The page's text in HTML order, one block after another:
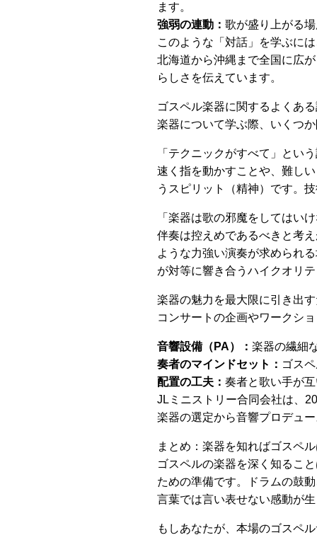
ます。
強弱の連動： 歌が盛り上がる
このような「対話」を学ぶに
北海道から沖縄まで全国に広
らしさを伝えています。
ゴスペル楽器に関するよくあ
楽器について学ぶ際、いくつ
「テクニックがすべて」とい
速く指を動かすことや、難し
うスピリット（精神）です。
「楽器は歌の邪魔をしてはい
伴奏は控えめであるべきと考
ような力強い演奏が求められ
が対等に響き合うハイクオリ
楽器の魅力を最大限に引き出
コンサートの企画やワークシ
音響設備（PA）： 楽器の繊細
奏者のマインドセット： ゴス
配置の工夫： 奏者と歌い手が
JLミニストリー合同会社は、
楽器の選定から音響プロデュ
まとめ：楽器を知ればゴスペ
ゴスペルの楽器を深く知るこ
ための準備です。ドラムの鼓
言葉では言い表せない感動が
もしあなたが、本場のゴスペ